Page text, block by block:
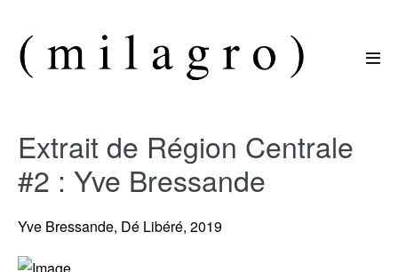
contenu
Extrait de Région Centrale
#2 : Yve Bressande
Yve Bressande, Dé Libéré, 2019